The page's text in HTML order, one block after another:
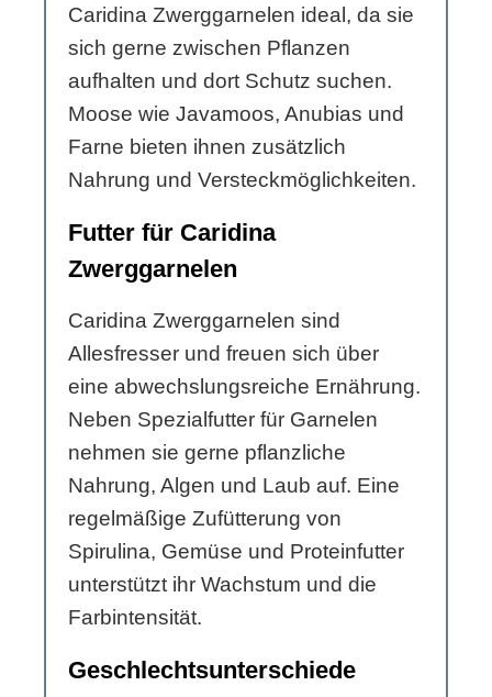
Caridina Zwerggarnelen ideal, da sie
sich gerne zwischen Pflanzen
aufhalten und dort Schutz suchen.
Moose wie Javamoos, Anubias und
Farne bieten ihnen zusätzlich
Nahrung und Versteckmöglichkeiten.
Futter für Caridina
Zwerggarnelen
Caridina Zwerggarnelen sind
Allesfresser und freuen sich über
eine abwechslungsreiche Ernährung.
Neben Spezialfutter für Garnelen
nehmen sie gerne pflanzliche
Nahrung, Algen und Laub auf. Eine
regelmäßige Zufütterung von
Spirulina, Gemüse und Proteinfutter
unterstützt ihr Wachstum und die
Farbintensität.
Geschlechtsunterschiede